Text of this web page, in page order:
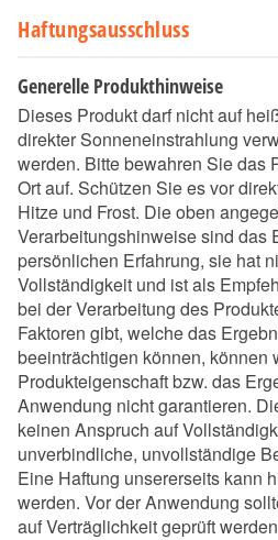
Haftungsausschluss
Generelle Produkthinweise
Dieses Produkt darf nicht auf
direkter Sonneneinstrahlung
werden. Bitte bewahren Sie das
Ort auf. Schützen Sie es vor
Hitze und Frost. Die oben
Verarbeitungshinweise sind das
persönlichen Erfahrung, sie hat
Vollständigkeit und ist als
bei der Verarbeitung des
Faktoren gibt, welche das
beeinträchtigen können, können
Produkteigenschaft bzw. das
Anwendung nicht garantieren.
keinen Anspruch auf
unverbindliche, unvollständige
Eine Haftung unsererseits kann
werden. Vor der Anwendung
auf Verträglichkeit geprüft